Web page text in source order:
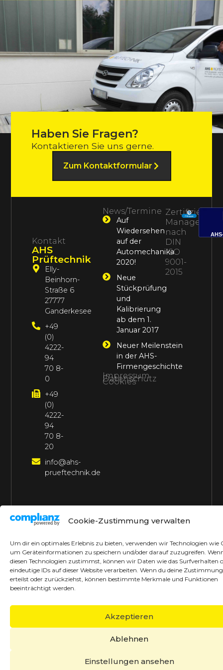
Cookie-Zustimmung verwalten
Um dir ein optimales Erlebnis zu bieten, verwenden wir Technologien wie
um Geräteinformationen zu speichern und/oder darauf zuzugreifen.
diesen Technologien zustimmst, können wir Daten wie das Surfverhalten
eindeutige IDs auf dieser Website verarbeiten. Wenn du deine
erteilst oder zurückziehst, können bestimmte Merkmale und Funktionen
beeinträchtigt werden.
Akzeptieren
Ablehnen
Einstellungen ansehen
Haben Sie Fragen?
Kontaktieren Sie uns gerne.
Zum Kontaktformular
News/Termine
Auf
Wiedersehen
auf der
Automechanika
2020!
Neue
Stückprüfung
und
Kalibrierung
ab dem 1.
Januar 2017
Neuer Meilenstein
in der AHS-
Firmengeschichte
Impressum
Datenschutz
Cookies
Kontakt
AHS
Prüftechnik
Elly-
Beinhorn-
Straße 6
27777
Ganderkesee
+49
(0)
4222-
94
70 8-
0
+49
(0)
4222-
94
70 8-
20
info@ahs-
prueftechnik.de
Zertifiziertes
nach
DIN
ISO
9001-
2015
©2026 AHS PrüftechnikAlle Rechte vorbehalten